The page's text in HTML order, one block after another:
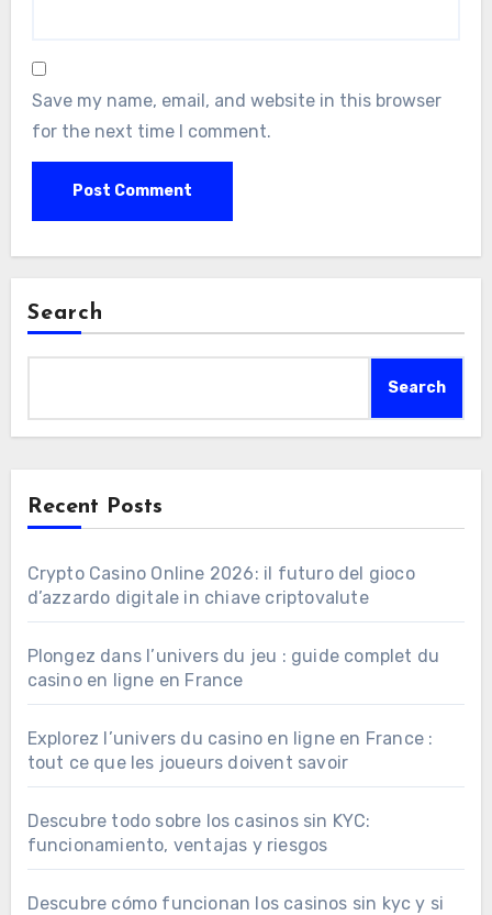
Save my name, email, and website in this browser
for the next time I comment.
Search
Search
Recent Posts
Crypto Casino Online 2026: il futuro del gioco
d’azzardo digitale in chiave criptovalute
Plongez dans l’univers du jeu : guide complet du
casino en ligne en France
Explorez l’univers du casino en ligne en France :
tout ce que les joueurs doivent savoir
Descubre todo sobre los casinos sin KYC:
funcionamiento, ventajas y riesgos
Descubre cómo funcionan los casinos sin kyc y si